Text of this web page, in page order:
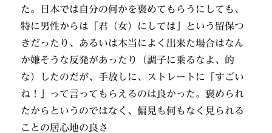
た。日本では自分の何かを褒めてもらうにしても、
特に男性からは「君（女）にしては」という留保つ
きだったり、あるいは本当によく出来た場合はなん
か嫌そうな反発があったり（調子に乗るなよ、的
な）したのだが、手放しに、ストレートに「すごい
ね！」って言ってもらえるのは良かった。褒められ
たからというのではなく、偏見も何もなく見られる
ことの居心地の良さ